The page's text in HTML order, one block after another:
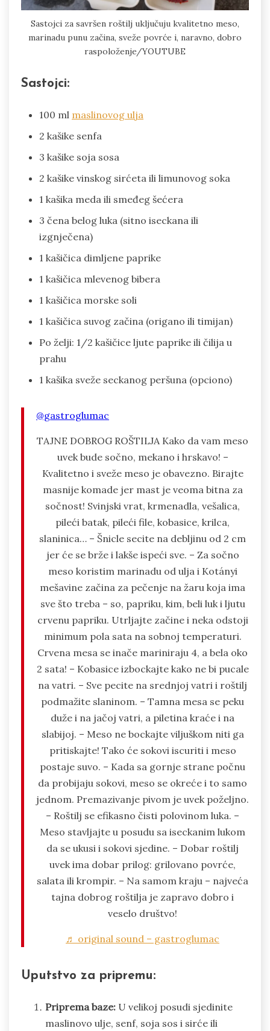
Sastojci za savršen roštilj uključuju kvalitetno meso,
marinadu punu začina, sveže povrće i, naravno, dobro
raspoloženje/YOUTUBE
Sastojci:
100 ml maslinovog ulja
2 kašike senfa
3 kašike soja sosa
2 kašike vinskog sirćeta ili limunovog soka
1 kašika meda ili smeđeg šećera
3 čena belog luka (sitno iseckana ili
izgnječena)
1 kašičica dimljene paprike
1 kašičica mlevenog bibera
1 kašičica morske soli
1 kašičica suvog začina (origano ili timijan)
Po želji: 1/2 kašičice ljute paprike ili čilija u
prahu
1 kašika sveže seckanog peršuna (opciono)
@gastroglumac
TAJNE DOBROG ROŠTILJA Kako da vam meso
uvek bude sočno, mekano i hrskavo! –
Kvalitetno i sveže meso je obavezno. Birajte
masnije komade jer mast je veoma bitna za
sočnost! Svinjski vrat, krmenadla, vešalica,
pileći batak, pileći file, kobasice, krilca,
slaninica… – Šnicle secite na debljinu od 2 cm
jer će se brže i lakše ispeći sve. – Za sočno
meso koristim marinadu od ulja i Kotányi
mešavine začina za pečenje na žaru koja ima
sve što treba – so, papriku, kim, beli luk i ljutu
crvenu papriku. Utrljajte začine i neka odstoji
minimum pola sata na sobnoj temperaturi.
Crvena mesa se inače mariniraju 4, a bela oko
2 sata! – Kobasice izbockajte kako ne bi pucale
na vatri. – Sve pecite na srednjoj vatri i roštilj
podmažite slaninom. – Tamna mesa se peku
duže i na jačoj vatri, a piletina kraće i na
slabijoj. – Meso ne bockajte viljuškom niti ga
pritiskajte! Tako će sokovi iscuriti i meso
postaje suvo. – Kada sa gornje strane počnu
da probijaju sokovi, meso se okreće i to samo
jednom. Premazivanje pivom je uvek poželjno.
– Roštilj se efikasno čisti polovinom luka. –
Meso stavljajte u posudu sa iseckanim lukom
da se ukusi i sokovi sjedine. – Dobar roštilj
uvek ima dobar prilog: grilovano povrće,
salata ili krompir. – Na samom kraju – najveća
tajna dobrog roštilja je zapravo dobro i
veselo društvo!
♬ original sound – gastroglumac
Uputstvo za pripremu:
Priprema baze: U velikoj posudi sjedinite
maslinovo ulje, senf, soja sos i sirće ili